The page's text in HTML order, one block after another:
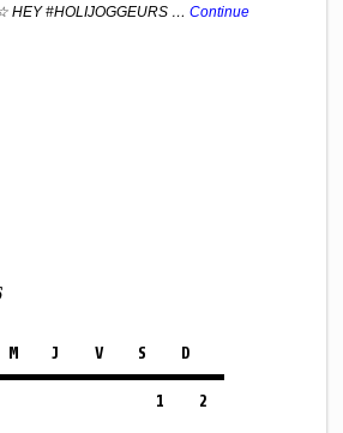
HEY #HOLIJOGGEURS … Continue
M J V S D
1 2